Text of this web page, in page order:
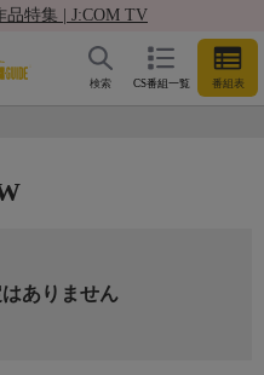
品特集 | J:COM TV
CS番組一覧 番組表
検索
ありません